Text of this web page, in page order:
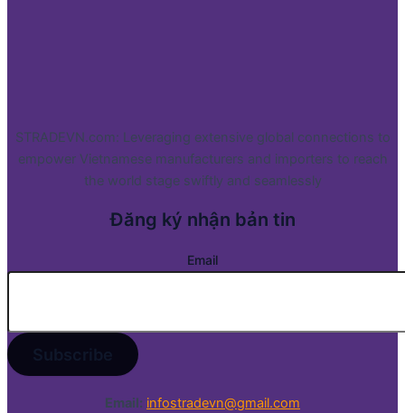
STRADEVN.com: Leveraging extensive global connections to
empower Vietnamese manufacturers and importers to reach
the world stage swiftly and seamlessly
Đăng ký nhận bản tin
Email
Email: infostradevn@gmail.com